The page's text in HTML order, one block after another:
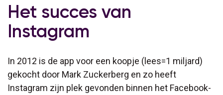
Het succes van
Instagram
In 2012 is de app voor een koopje (lees=1 miljard)
gekocht door Mark Zuckerberg en zo heeft
Instagram zijn plek gevonden binnen het Facebook-